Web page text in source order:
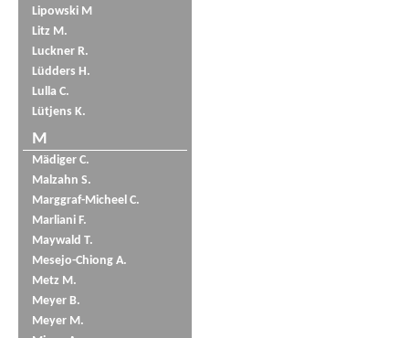
Lipowski M
Litz M.
Luckner R.
Lüdders H.
Lulla C.
Lütjens K.
M
Mädiger C.
Malzahn S.
Marggraf-Micheel C.
Marliani F.
Maywald T.
Mesejo-Chiong A.
Metz M.
Meyer B.
Meyer M.